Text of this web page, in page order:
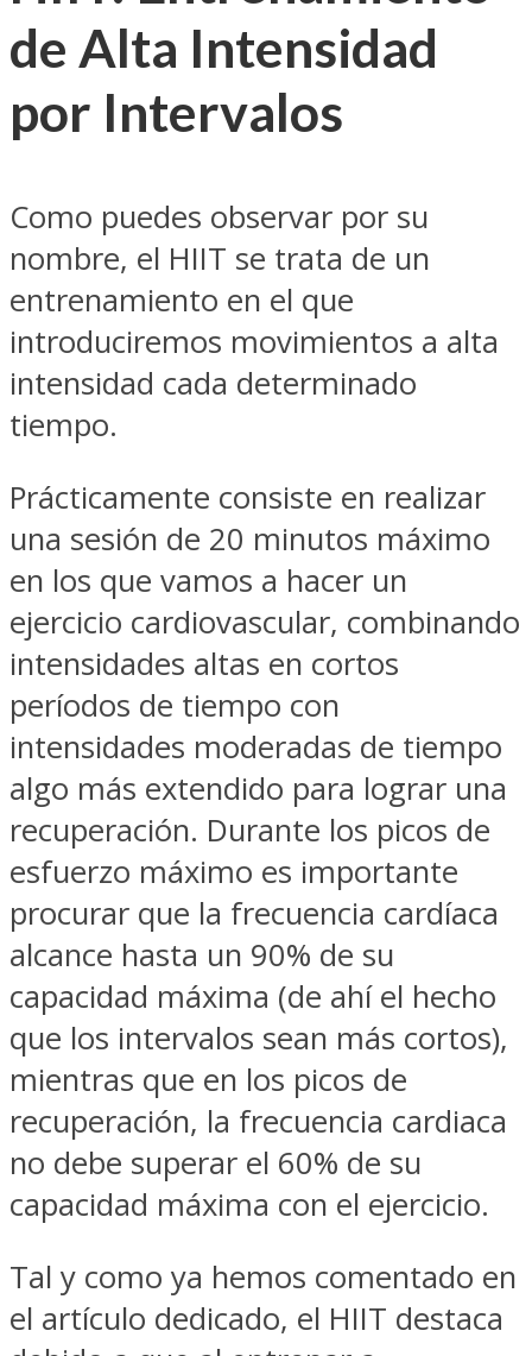
de Alta Intensidad
por Intervalos
Como puedes observar por su
nombre, el HIIT se trata de un
entrenamiento en el que
introduciremos movimientos a alta
intensidad cada determinado
tiempo.
Prácticamente consiste en realizar
una sesión de 20 minutos máximo
en los que vamos a hacer un
ejercicio cardiovascular, combinando
intensidades altas en cortos
períodos de tiempo con
intensidades moderadas de tiempo
algo más extendido para lograr una
recuperación. Durante los picos de
esfuerzo máximo es importante
procurar que la frecuencia cardíaca
alcance hasta un 90% de su
capacidad máxima (de ahí el hecho
que los intervalos sean más cortos),
mientras que en los picos de
recuperación, la frecuencia cardiaca
no debe superar el 60% de su
capacidad máxima con el ejercicio.
Tal y como ya hemos comentado en
el artículo dedicado, el HIIT destaca